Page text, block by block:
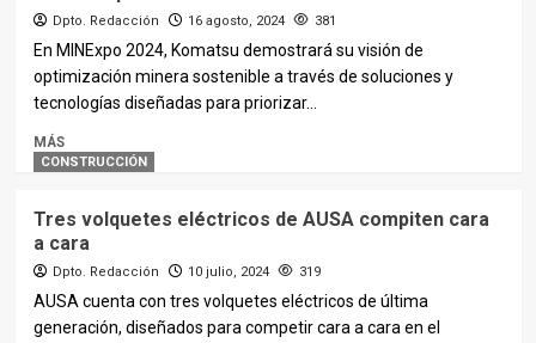
Dpto. Redacción 16 agosto, 2024 381
En MINExpo 2024, Komatsu demostrará su visión de
optimización minera sostenible a través de soluciones y
tecnologías diseñadas para priorizar...
MÁS
CONSTRUCCIÓN
Tres volquetes eléctricos de AUSA compiten cara
a cara
Dpto. Redacción 10 julio, 2024 319
AUSA cuenta con tres volquetes eléctricos de última
generación, diseñados para competir cara a cara en el